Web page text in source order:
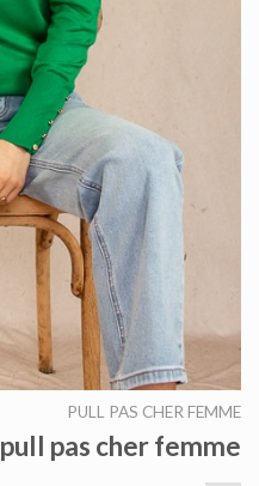
PULL PAS CHER FEMME
pull pas cher femme